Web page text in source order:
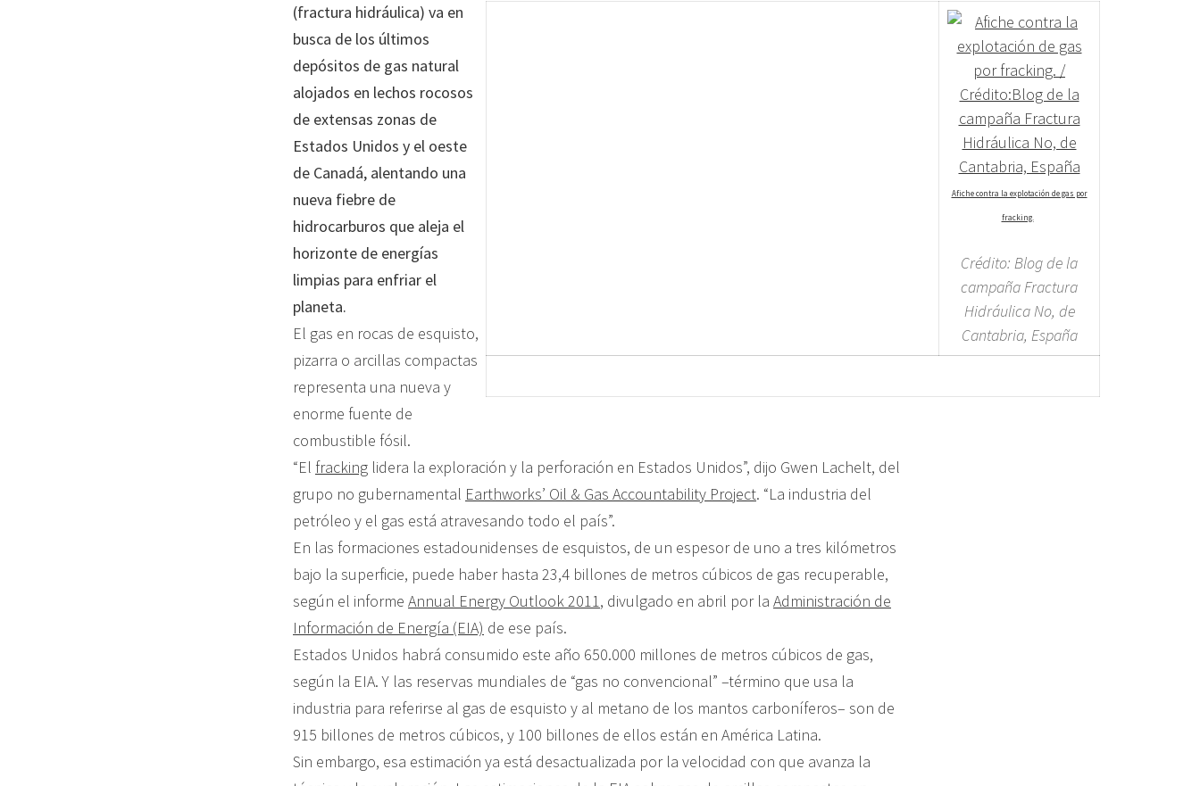
Afiche contra la explotación de gas por
fracking.
Crédito: Blog de la
campaña Fractura
Hidráulica No, de
Cantabria, España
(fractura hidráulica) va en
busca de los últimos
depósitos de gas natural
alojados en lechos rocosos
de extensas zonas de
Estados Unidos y el oeste
de Canadá, alentando una
nueva fiebre de
hidrocarburos que aleja el
horizonte de energías
limpias para enfriar el
planeta.
El gas en rocas de esquisto,
pizarra o arcillas compactas
representa una nueva y
enorme fuente de
combustible fósil.
“El fracking lidera la exploración y la perforación en Estados Unidos”, dijo Gwen Lachelt, del
grupo no gubernamental Earthworks’ Oil & Gas Accountability Project. “La industria del
petróleo y el gas está atravesando todo el país”.
En las formaciones estadounidenses de esquistos, de un espesor de uno a tres kilómetros
bajo la superficie, puede haber hasta 23,4 billones de metros cúbicos de gas recuperable,
según el informe Annual Energy Outlook 2011, divulgado en abril por la Administración de
Información de Energía (EIA) de ese país.
Estados Unidos habrá consumido este año 650.000 millones de metros cúbicos de gas,
según la EIA. Y las reservas mundiales de “gas no convencional” –término que usa la
industria para referirse al gas de esquisto y al metano de los mantos carboníferos– son de
915 billones de metros cúbicos, y 100 billones de ellos están en América Latina.
Sin embargo, esa estimación ya está desactualizada por la velocidad con que avanza la